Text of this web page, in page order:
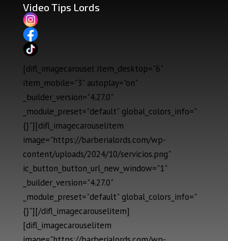
Video Tips Lords
[difl_imagecarousel item_desktop="6"
item_mobile="3" autoplay="on"
_builder_version="4.27.0"
_module_preset="default" global_colors_info="
{}"][difl_imagecarouselitem
image="https://barberialords.com/wp-
content/uploads/2024/10/servicios.png"
ic_button_button_url_new_window="1"
_builder_version="4.27.0"
_module_preset="default" global_colors_info="
{}"][/difl_imagecarouselitem]
[difl_imagecarouselitem